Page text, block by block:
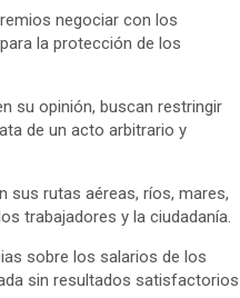
negociar con los
la protección de los
su opinión, buscan restringir
de un acto arbitrario y
sus rutas aéreas, ríos, mares,
trabajadores y la ciudadanía.
sobre los salarios de los
sin resultados satisfactorios